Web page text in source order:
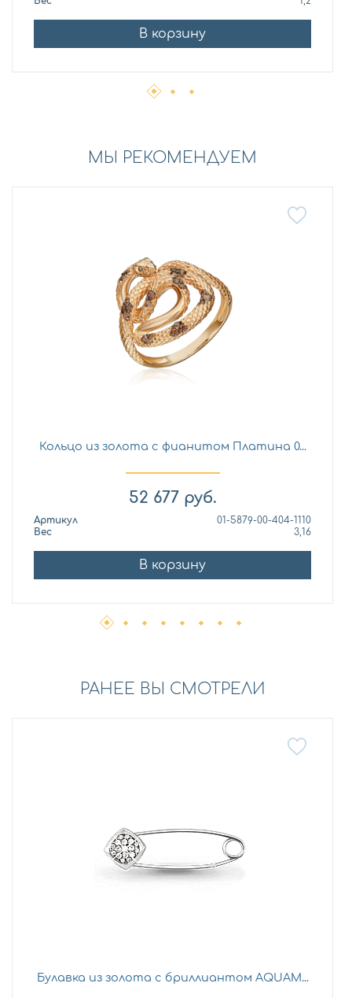
В корзину
МЫ РЕКОМЕНДУЕМ
Кольцо из золота с фианитом Платина 0...
52 677 руб.
Артикул
01-5879-00-404-1110
Вес
3,16
В корзину
РАНЕЕ ВЫ СМОТРЕЛИ
Булавка из золота с бриллиантом AQUAM...